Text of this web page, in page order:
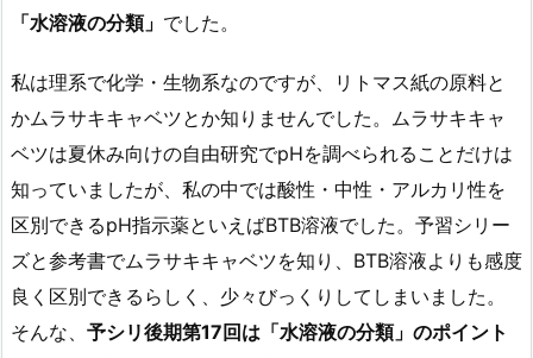
「水溶液の分類」 でした。
私は理系で化学・生物系なのですが、リトマス紙の原料と
かムラサキキャベツとか知りませんでした。ムラサキキャ
ベツは夏休み向けの自由研究でpHを調べられることだけは
知っていましたが、私の中では酸性・中性・アルカリ性を
区別できるpH指示薬といえばBTB溶液でした。予習シリー
ズと参考書でムラサキキャベツを知り、BTB溶液よりも感度
良く区別できるらしく、少々びっくりしてしまいました。
そんな、 予シリ後期第17回は「水溶液の分類」のポイント